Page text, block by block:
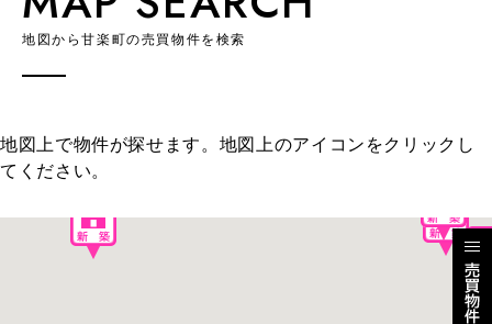
地図から甘楽町の売買物件を検索
地図上で物件が探せます。地図上のアイコンをクリックし
てください。